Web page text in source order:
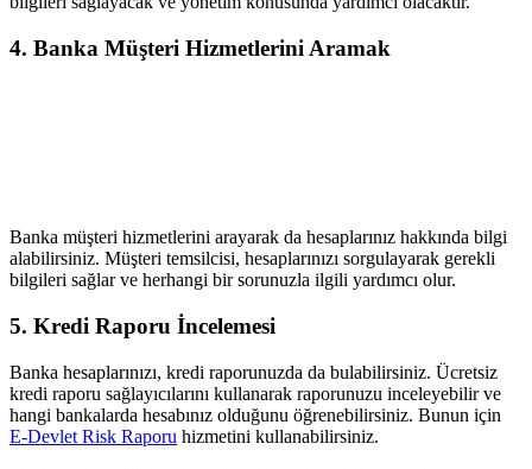
4. Banka Müşteri Hizmetlerini Aramak
Banka müşteri hizmetlerini arayarak da hesaplarınız hakkında bilgi
alabilirsiniz. Müşteri temsilcisi, hesaplarınızı sorgulayarak gerekli
bilgileri sağlar ve herhangi bir sorunuzla ilgili yardımcı olur.
5. Kredi Raporu İncelemesi
Banka hesaplarınızı, kredi raporunuzda da bulabilirsiniz. Ücretsiz
kredi raporu sağlayıcılarını kullanarak raporunuzu inceleyebilir ve
hangi bankalarda hesabınız olduğunu öğrenebilirsiniz. Bunun için
E-Devlet Risk Raporu hizmetini kullanabilirsiniz.